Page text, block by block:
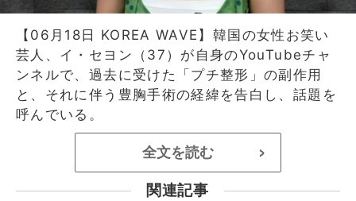
【06月18日 KOREA WAVE】韓国の女性お笑い
芸人、イ・セヨン（37）が自身のYouTubeチャ
ンネルで、過去に受けた「プチ整形」の副作用
と、それに伴う豊胸手術の経緯を告白し、話題を
呼んでいる。
全文を読む >
関連記事